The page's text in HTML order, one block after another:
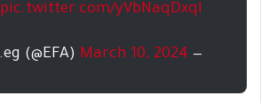
pic.twitter.com/yVbNaqDxqI
— EFA.eg (@EFA)
March 10, 2024